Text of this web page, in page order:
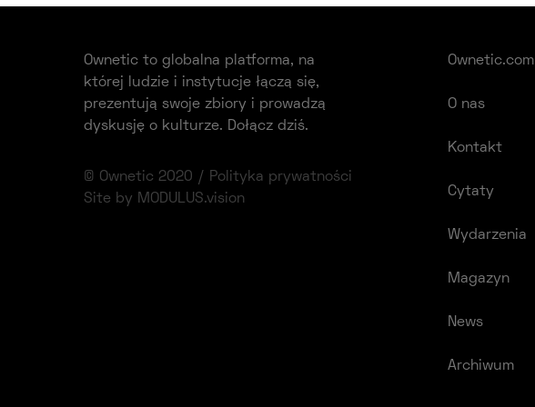
Ownetic to globalna platforma, na
której ludzie i instytucje łączą się,
prezentują swoje zbiory i prowadzą
dyskusję o kulturze. Dołącz dziś.
© Ownetic 2020 /
Polityka prywatności
Site by MODULUS.vision
Ownetic.com
O nas
Kontakt
Cytaty
Wydarzenia
Magazyn
News
Archiwum